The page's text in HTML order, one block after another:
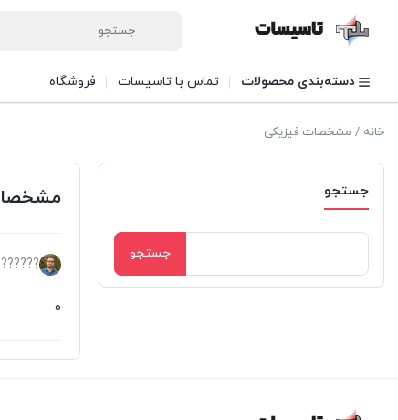
دسته‌بندی محصولات تماس با تاسیسات فروشگاه
خانه / مشخصات فیزیکی
جستجو
برای:
softyad.ir
0